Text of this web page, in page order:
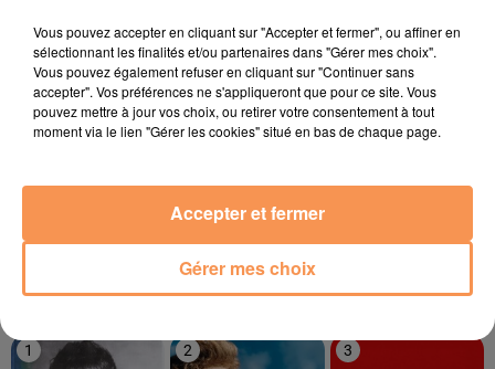
15h21
15h21 15h15
15h15
My Head
15h12
15h12
1 2 3
Vous pouvez accepter en cliquant sur "Accepter et fermer", ou affiner en
sélectionnant les finalités et/ou partenaires dans "Gérer mes choix".
Vous pouvez également refuser en cliquant sur "Continuer sans
accepter". Vos préférences ne s'appliqueront que pour ce site. Vous
pouvez mettre à jour vos choix, ou retirer votre consentement à tout
moment via le lien "Gérer les cookies" situé en bas de chaque page.
Gérer mes choix
Accepter et fermer